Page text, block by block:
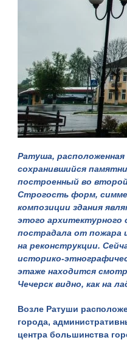
Ратуша, расположенная
сохранившийся
построенный во второй
Строгость форм,
композиции здания
этого архитектурного
пострадала от пожара
на реконструкции.
историко-
этаже находится
Чечерск видно, как на
Возле Ратуши
города,
центра большинства